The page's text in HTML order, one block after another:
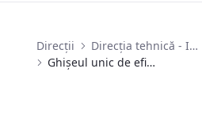
Direcții
Direcția tehnică - Investiții dezvoltare teritorială
Ghișeul unic de eficiență energetică